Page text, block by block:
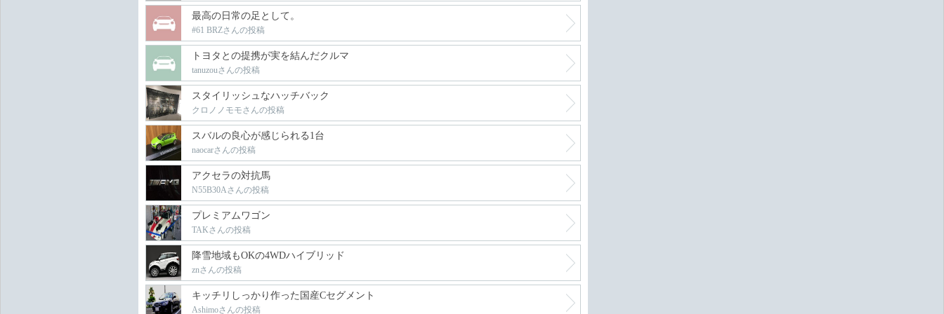
最高の日常の足として。
#61 BRZさんの投稿
トヨタとの提携が実を結んだクルマ
tanuzouさんの投稿
スタイリッシュなハッチバック
クロノノモモさんの投稿
スバルの良心が感じられる1台
naocarさんの投稿
アクセラの対抗馬
N55B30Aさんの投稿
プレミアムワゴン
TAKさんの投稿
降雪地域もOKの4WDハイブリッド
znさんの投稿
キッチリしっかり作った国産Cセグメント
Ashimoさんの投稿